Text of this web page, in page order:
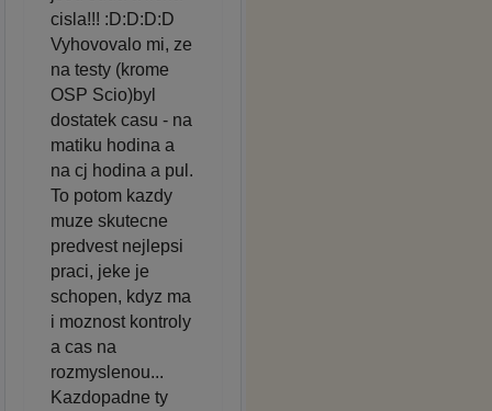
cisla!!! :D:D:D:D
Vyhovovalo mi, ze
na testy (krome
OSP Scio)byl
dostatek casu - na
matiku hodina a
na cj hodina a pul.
To potom kazdy
muze skutecne
predvest nejlepsi
praci, jeke je
schopen, kdyz ma
i moznost kontroly
a cas na
rozmyslenou...
Kazdopadne ty